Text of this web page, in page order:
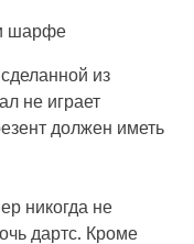
из
не играет
должен иметь
никогда не
дартс. Кроме